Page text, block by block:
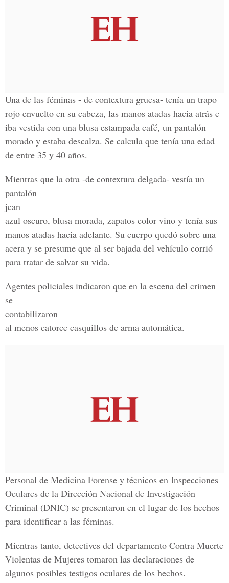
Una de las féminas - de contextura gruesa- tenía un trapo
rojo envuelto en su cabeza, las manos atadas hacia atrás e
iba vestida con una blusa estampada café, un pantalón
morado y estaba descalza. Se calcula que tenía una edad
de entre 35 y 40 años.
Mientras que la otra -de contextura delgada- vestía un
pantalón
jean
azul oscuro, blusa morada, zapatos color vino y tenía sus
manos atadas hacia adelante. Su cuerpo quedó sobre una
acera y se presume que al ser bajada del vehículo corrió
para tratar de salvar su vida.
Agentes policiales indicaron que en la escena del crimen
se
contabilizaron
al menos catorce casquillos de arma automática.
Personal de Medicina Forense y técnicos en Inspecciones
Oculares de la Dirección Nacional de Investigación
Criminal (DNIC) se presentaron en el lugar de los hechos
para identificar a las féminas.
Mientras tanto, detectives del departamento Contra Muerte
Violentas de Mujeres tomaron las declaraciones de
algunos posibles testigos oculares de los hechos.